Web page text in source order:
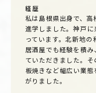
経歴
私は島根県出身で、
進学しました。神戸
っています。北新地
居酒屋でも経験を積
ていただきました。
板焼きなど幅広い業
がりました。